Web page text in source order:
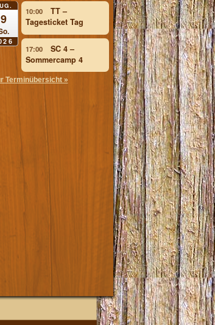
9 10:00
TT –
Tagesticket Tag
17:00
SC 4 –
Sommercamp 4
Terminübersicht »